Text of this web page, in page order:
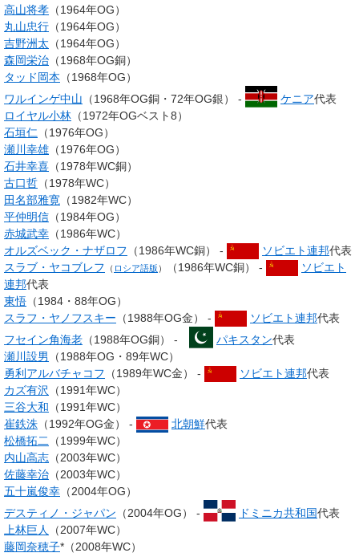
高山将孝 （1964年OG）
丸山忠行 （1964年OG）
吉野洲太 （1964年OG）
森岡栄治 （1968年OG銅）
タッド岡本 （1968年OG）
ワルインゲ中山 （1968年OG銅・72年OG銀） - ケニア代表
ロイヤル小林 （1972年OGベスト8）
石垣仁 （1976年OG）
瀬川幸雄 （1976年OG）
石井幸喜 （1978年WC銅）
古口哲 （1978年WC）
田名部雅寛 （1982年WC）
平仲明信 （1984年OG）
赤城武幸 （1986年WC）
オルズベック・ナザロフ （1986年WC銅） - ソビエト連邦代表
スラブ・ヤコブレフ （ ロシア語版 ） （1986年WC銅） -
ソビエト
連邦代表
東悟 （1984・88年OG）
スラフ・ヤノフスキー （1988年OG金） - ソビエト連邦代表
フセイン角海老 （1988年OG銅） - パキスタン代表
瀬川設男
（1988年OG・89年WC）
勇利アルバチャコフ （1989年WC金） - ソビエト連邦代表
カズ有沢
（1991年WC）
三谷大和 （1991年WC）
崔鉄洙 （1992年OG金） - 北朝鮮代表
松橋拓二
（1999年WC）
内山高志 （2003年WC）
佐藤幸治 （2003年WC）
五十嵐俊幸 （2004年OG）
デスティノ・ジャパン （2004年OG） - ドミニカ共和国代表
上林巨人
（2007年WC）
藤岡奈穂子*（2008年WC）